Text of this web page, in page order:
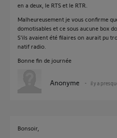
en a deux, le RTS et le RTR.
Malheureusement je vous confirme
domotisables et ce sous aucune box
S'ils avaient été filaires on aurait pu
natif radio.
Bonne fin de journée
Anonyme il y a
Bonsoir,